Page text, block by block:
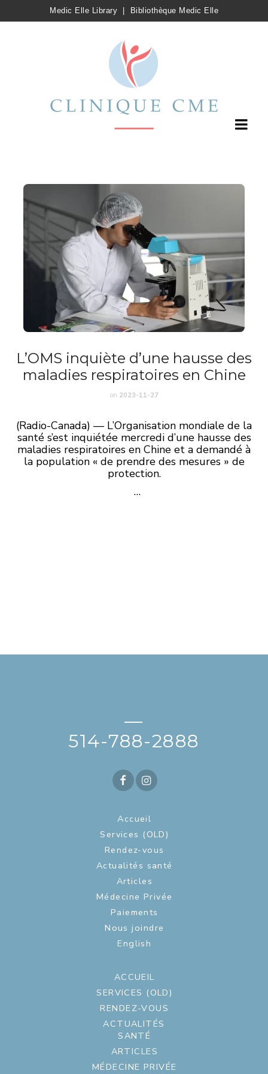
Medic Elle Library Bibliothèque Medic Elle
L’OMS inquiète d’une hausse des
maladies respiratoires en Chine
on 2023-11-27
(Radio-Canada) — L’Organisation mondiale de la
santé s’est inquiétée mercredi d’une hausse des
maladies respiratoires en Chine et a demandé à
la population « de prendre des mesures » de
protection.
…
—
514-788-2888
Accueil
Services (OLD)
Rendez-vous
Actualités santé
Articles
Médecine Privée
Paiements
Nous joindre
English
ACCUEIL
SERVICES (OLD)
RENDEZ-VOUS
ACTUALITÉS
SANTÉ
ARTICLES
MÉDECINE PRIVÉE